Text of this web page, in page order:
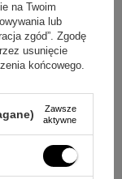
przyborach?
grawer
do
i wkładu?
są w kolorze
na Twoim
lub
zgód”. Zgodę
usunięcie
końcowego.
Zawsze
aktywne